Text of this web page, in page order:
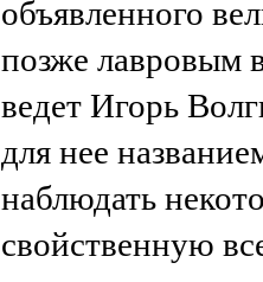
объявленного
позже лавровым
ведет Игорь
для нее
наблюдать
свойственную